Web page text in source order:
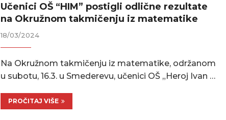
Učenici OŠ “HIM” postigli odlične rezultate
na Okružnom takmičenju iz matematike
18/03/2024
Na Okružnom takmičenju iz matematike, održanom
u subotu, 16.3. u Smederevu, učenici OŠ „Heroj Ivan …
PROČITAJ VIŠE